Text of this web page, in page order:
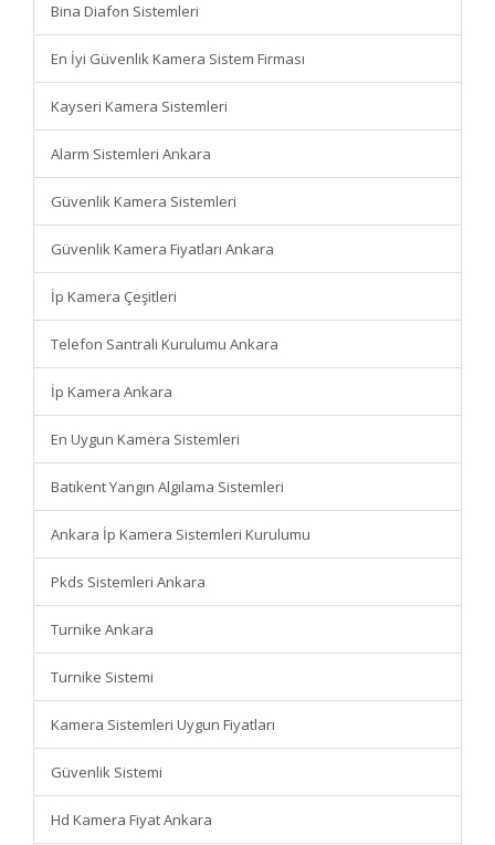
Bina Diafon Sistemleri
En İyi Güvenlik Kamera Sistem Firması
Kayseri Kamera Sistemleri
Alarm Sistemleri Ankara
Güvenlik Kamera Sistemleri
Güvenlik Kamera Fiyatları Ankara
İp Kamera Çeşitleri
Telefon Santrali Kurulumu Ankara
İp Kamera Ankara
En Uygun Kamera Sistemleri
Batıkent Yangın Algılama Sistemleri
Ankara İp Kamera Sistemleri Kurulumu
Pkds Sistemleri Ankara
Turnike Ankara
Turnike Sistemi
Kamera Sistemleri Uygun Fiyatları
Güvenlik Sistemi
Hd Kamera Fiyat Ankara